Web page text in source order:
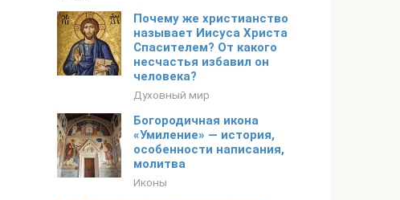
Почему же христианство
называет Иисуса Христа
Спасителем? От какого
несчастья избавил он
человека?
Духовный мир
Богородичная икона
«Умиление» — история,
особенности написания,
молитва
Иконы